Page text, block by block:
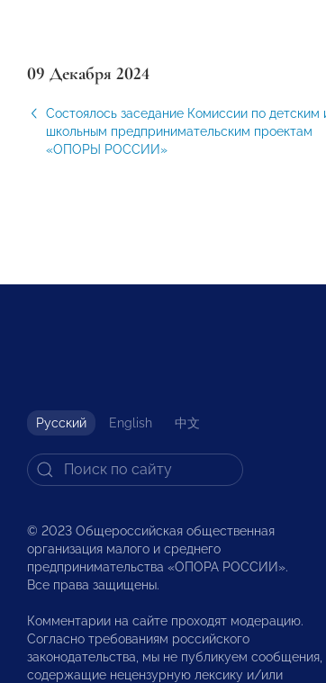
09 Декабря 2024
Состоялось заседание Комиссии по детским
школьным предпринимательским проектам
«ОПОРЫ РОССИИ»
Русский English 中文
© 2023 Общероссийская общественная
организация малого и среднего
предпринимательства «ОПОРА РОССИИ».
Все права защищены.
Комментарии на сайте проходят модерацию.
Согласно требованиям российского
законодательства, мы не публикуем сообщения,
содержащие нецензурную лексику и/или